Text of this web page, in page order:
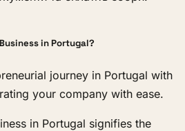
in Portugal?
journey in Portugal with
your company with ease.
in Portugal signifies the